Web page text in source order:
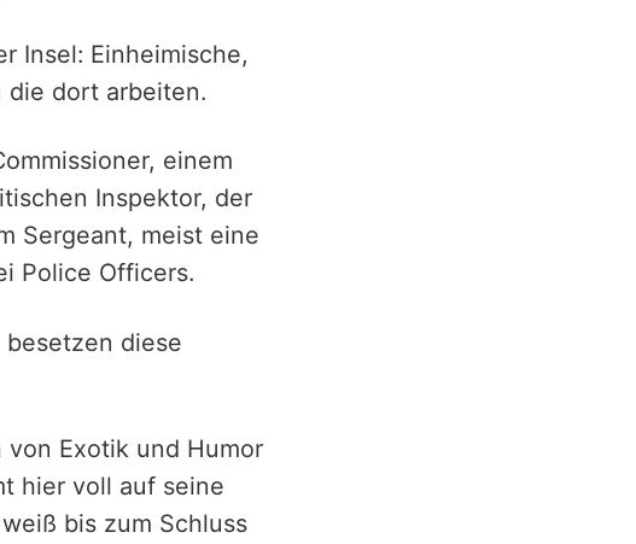
Insel: Einheimische,
die dort arbeiten.
einem
Inspektor, der
Sergeant, meist eine
Police Officers.
besetzen diese
von Exotik und Humor
hier voll auf seine
bis zum Schluss